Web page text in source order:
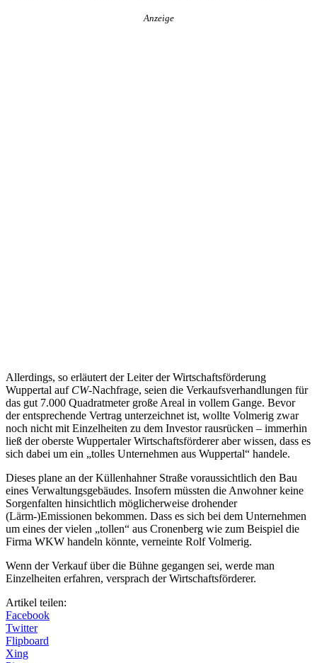
Anzeige
Allerdings, so erläutert der Leiter der Wirtschaftsförderung
Wuppertal auf CW-Nachfrage, seien die Verkaufsverhandlungen für
das gut 7.000 Quadratmeter große Areal in vollem Gange. Bevor
der entsprechende Vertrag unterzeichnet ist, wollte Volmerig zwar
noch nicht mit Einzelheiten zu dem Investor rausrücken – immerhin
ließ der oberste Wuppertaler Wirtschaftsförderer aber wissen, dass es
sich dabei um ein „tolles Unternehmen aus Wuppertal“ handele.
Dieses plane an der Küllenhahner Straße voraussichtlich den Bau
eines Verwaltungsgebäudes. Insofern müssten die Anwohner keine
Sorgenfalten hinsichtlich möglicherweise drohender
(Lärm-)Emissionen bekommen. Dass es sich bei dem Unternehmen
um eines der vielen „tollen“ aus Cronenberg wie zum Beispiel die
Firma WKW handeln könnte, verneinte Rolf Volmerig.
Wenn der Verkauf über die Bühne gegangen sei, werde man
Einzelheiten erfahren, versprach der Wirtschaftsförderer.
Artikel teilen:
Facebook
Twitter
Flipboard
Xing